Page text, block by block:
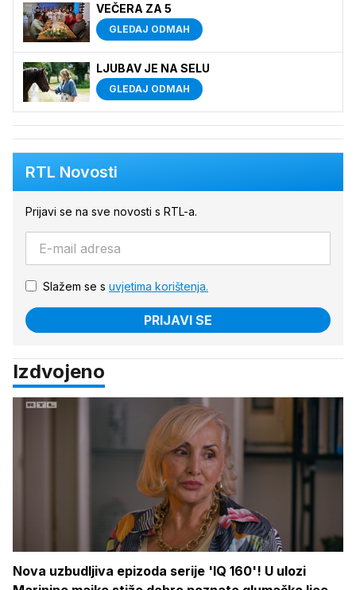
VEČERA ZA 5
GLEDAJ ODMAH
LJUBAV JE NA SELU
GLEDAJ ODMAH
RTL Novosti
Prijavi se na sve novosti s RTL-a.
Slažem se s uvjetima korištenja.
PRIJAVI SE
Izdvojeno
Nova uzbudljiva epizoda serije 'IQ 160'! U ulozi